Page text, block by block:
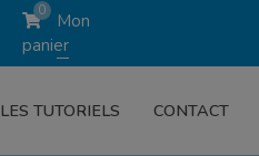
0
Mon
panier
LES TUTORIELS CONTACT